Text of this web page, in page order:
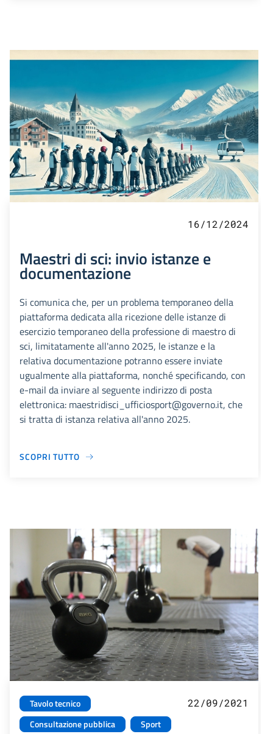
16/12/2024
Maestri di sci: invio istanze e
documentazione
Si comunica che, per un problema temporaneo della
piattaforma dedicata alla ricezione delle istanze di
esercizio temporaneo della professione di maestro di
sci, limitatamente all'anno 2025, le istanze e la
relativa documentazione potranno essere inviate
ugualmente alla piattaforma, nonché specificando, con
e-mail da inviare al seguente indirizzo di posta
elettronica: maestridisci_ufficiosport@governo.it, che
si tratta di istanza relativa all'anno 2025.
SCOPRI TUTTO
Tavolo tecnico
Consultazione pubblica
Sport
22/09/2021